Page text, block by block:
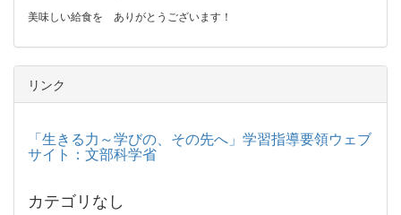
美味しい給食を ありがとうございます！
リンク
「生きる力～学びの、その先へ」学習指導要領ウェブ
サイト：文部科学省
カテゴリなし